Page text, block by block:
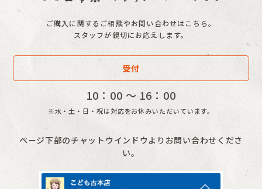
ご購入に関するご相談やお問い合わせはこちら。
スタッフが親切にお応えします。
受付
10：00 〜 16：00
※水・土・日・祝は対応をお休みいただいています。
ページ下部のチャットウインドウよりお問い合わせくださ
い。